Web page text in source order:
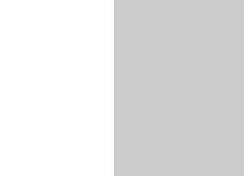
最大ステータスまとめ！
LV最大ステータスまとめ！